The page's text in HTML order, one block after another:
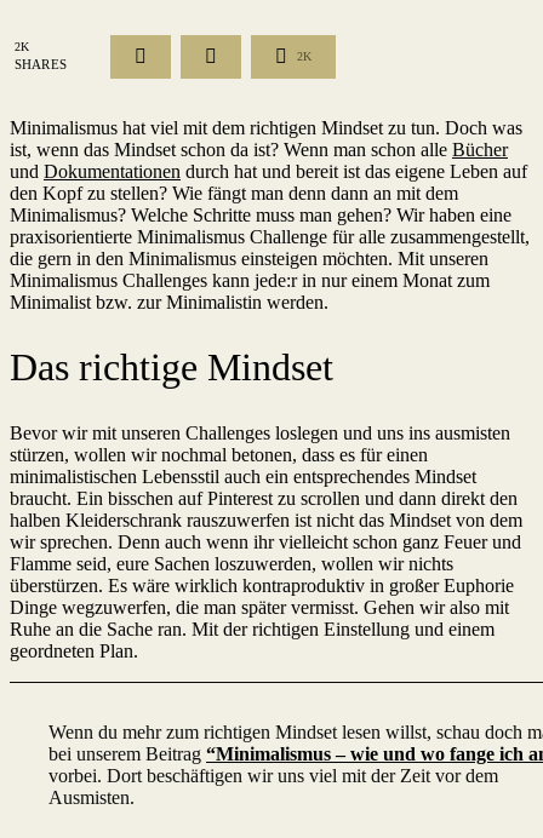
2K
SHARES
2K
Minimalismus hat viel mit dem richtigen Mindset zu tun. Doch was
ist, wenn das Mindset schon da ist? Wenn man schon alle Bücher
und Dokumentationen durch hat und bereit ist das eigene Leben auf
den Kopf zu stellen? Wie fängt man denn dann an mit dem
Minimalismus? Welche Schritte muss man gehen? Wir haben eine
praxisorientierte Minimalismus Challenge für alle zusammengestellt,
die gern in den Minimalismus einsteigen möchten. Mit unseren
Minimalismus Challenges kann jede:r in nur einem Monat zum
Minimalist bzw. zur Minimalistin werden.
Das richtige Mindset
Bevor wir mit unseren Challenges loslegen und uns ins ausmisten
stürzen, wollen wir nochmal betonen, dass es für einen
minimalistischen Lebensstil auch ein entsprechendes Mindset
braucht. Ein bisschen auf Pinterest zu scrollen und dann direkt den
halben Kleiderschrank rauszuwerfen ist nicht das Mindset von dem
wir sprechen. Denn auch wenn ihr vielleicht schon ganz Feuer und
Flamme seid, eure Sachen loszuwerden, wollen wir nichts
überstürzen. Es wäre wirklich kontraproduktiv in großer Euphorie
Dinge wegzuwerfen, die man später vermisst. Gehen wir also mit
Ruhe an die Sache ran. Mit der richtigen Einstellung und einem
geordneten Plan.
Wenn du mehr zum richtigen Mindset lesen willst, schau doch
bei unserem Beitrag “Minimalismus – wie und wo fange ich
vorbei. Dort beschäftigen wir uns viel mit der Zeit vor dem
Ausmisten.